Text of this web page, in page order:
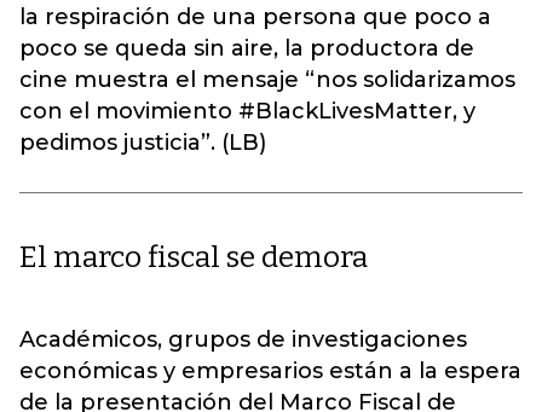
la respiración de una persona que poco a
poco se queda sin aire, la productora de
cine muestra el mensaje “nos solidarizamos
con el movimiento #BlackLivesMatter, y
pedimos justicia”. (LB)
El marco fiscal se demora
Académicos, grupos de investigaciones
económicas y empresarios están a la espera
de la presentación del Marco Fiscal de